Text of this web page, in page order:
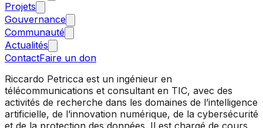
Projets
Gouvernance
Communauté
Actualités
ContactFaire un don
Riccardo Petricca est un ingénieur en
télécommunications et consultant en TIC, avec des
activités de recherche dans les domaines de l’intelligence
artificielle, de l’innovation numérique, de la cybersécurité
et de la protection des données. Il est chargé de cours